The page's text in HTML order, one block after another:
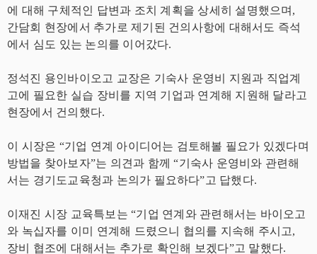
에 대해 구체적인 답변과 조치 계획을 상세히 설명했으며,
간담회 현장에서 추가로 제기된 건의사항에 대해서도 즉석
에서 심도 있는 논의를 이어갔다.
정석진 용인바이오고 교장은 기숙사 운영비 지원과 직업계
고에 필요한 실습 장비를 지역 기업과 연계해 지원해 달라고
현장에서 건의했다.
이 시장은 “기업 연계 아이디어는 검토해볼 필요가 있겠다며
방법을 찾아보자”는 의견과 함께 “기숙사 운영비와 관련해
서는 경기도교육청과 논의가 필요하다”고 답했다.
이재진 시장 교육특보는 “기업 연계와 관련해서는 바이오고
와 녹십자를 이미 연계해 드렸으니 협의를 지속해 주시고,
장비 협조에 대해서는 추가로 확인해 보겠다”고 말했다.